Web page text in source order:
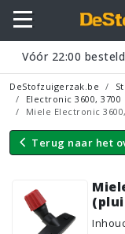
Vóór 22:00
DeStofzuigerzak.be
Electronic 3600, 3700
Miele Electronic
Terug naar het